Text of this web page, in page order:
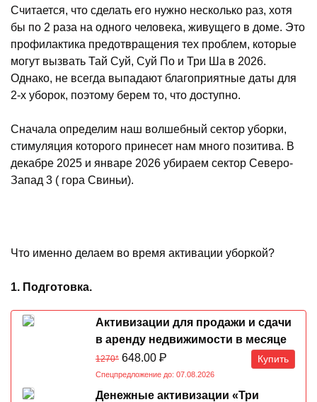
Считается, что сделать его нужно несколько раз, хотя
бы по 2 раза на одного человека, живущего в доме. Это
профилактика предотвращения тех проблем, которые
могут вызвать Тай Суй, Суй По и Три Ша в 2026.
Однако, не всегда выпадают благоприятные даты для
2-х уборок, поэтому берем то, что доступно.
Сначала определим наш волшебный сектор уборки,
стимуляция которого принесет нам много позитива. В
декабре 2025 и январе 2026 убираем сектор Северо-
Запад 3 ( гора Свиньи).
Что именно делаем во время активации уборкой?
1. Подготовка.
Активизации для продажи и сдачи
в аренду недвижимости в месяце
Обезьяны 07.08-07.09.2026
1270* 648.00 Р Купить
Спецпредложение до: 07.08.2026
Денежные активизации «Три